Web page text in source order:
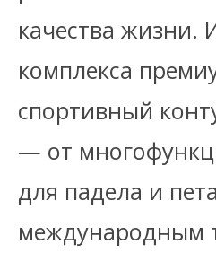
качества жизни.
комплекса
спортивный
— от
для падела и
международным